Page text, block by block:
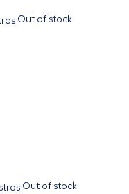
Out of stock
Out of stock